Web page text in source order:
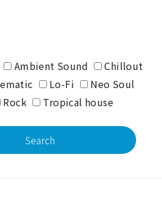
Ambient Sound
Chillout
Lo-Fi
Neo Soul
Rock Tropical house